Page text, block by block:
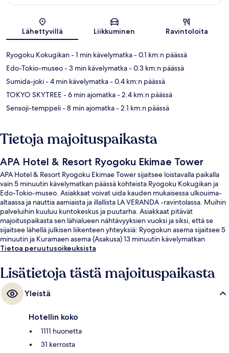
Kartta
Lähettyvillä Liikkuminen Ravintoloita
Ryogoku Kokugikan- 1 min kävelymatka- 0.1 km:n päässä
Edo-Tokio-museo- 3 min kävelymatka- 0.3 km:n päässä
Sumida-joki- 4 min kävelymatka- 0.4 km:n päässä
TOKYO SKYTREE - 6 min ajomatka- 2.4 km:n päässä
Sensoji-temppeli- 8 min ajomatka- 2.1 km:n päässä
Tietoja majoituspaikasta
APA Hotel & Resort Ryogoku Ekimae Tower
APA Hotel & Resort Ryogoku Ekimae Tower sijaitsee loistavalla paikalla
vain 5 minuutin kävelymatkan päässä kohteista Ryogoku Kokugikan ja
Edo-Tokio-museo. Asiakkaat voivat uida kauden mukaisessa ulkouima-
altaassa ja nauttia aamiaista ja illallista LA VERANDA -ravintolassa. Muihin
palveluihin kuuluu kuntokeskus ja puutarha. Asiakkaat pitävät
majoituspaikasta sen lähialueen nähtävyyksien vuoksi ja siksi, että se
sijaitsee lähellä julkisen liikenteen yhteyksiä: Ryogokun asema sijaitsee 5
minuutin ja Kuramaen asema (Asakusa) 13 minuutin kävelymatkan
päässä.
Tietoa peruutusoikeuksista
Lisätietoja tästä majoituspaikasta
Yleistä
Hotellin koko
1111 huonetta
31 kerrosta